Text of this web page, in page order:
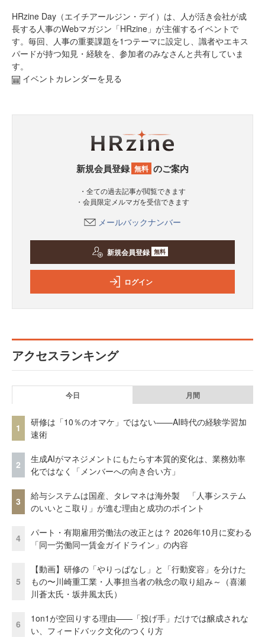
HRzine Day（エイチアールジン・デイ）は、人が活き会社が成
長する人事のWebマガジン「HRzine」が主催するイベントで
す。毎回、人事の重要課題を1つテーマに設定し、識者やエキス
パードが持つ知見・経験を、参加者のみなさんと共有していま
す。
イベントカレンダーを見る
新規会員登録 無料 のご案内
・全ての過去記事が閲覧できます
・会員限定メルマガを受信できます
メールバックナンバー
新規会員登録 無料
ログイン
アクセスランキング
今日 月間
1
研修は「10％のオマケ」ではない——AI時代の経験学習加
速術
2
生成AIがマネジメントにもたらす本質的変化は、業務効率
化ではなく「メンバーへの向き合い方」
3
給与システムは国産、タレマネは海外製 「人事システム
のいいとこ取り」が進む理由と成功のポイント
4
パート・有期雇用労働法の改正とは？ 2026年10月に変わる
「同一労働同一賃金ガイドライン」の内容
5
【動画】研修の「やりっぱなし」と「行動変容」を分けた
もの〜川崎重工業・人事担当者の執念の取り組み～（喜瀬
川蒼太氏・坂井風太氏）
6
1on1が空回りする理由——「投げ手」だけでは醸成されな
い、フィードバック文化のつくり方